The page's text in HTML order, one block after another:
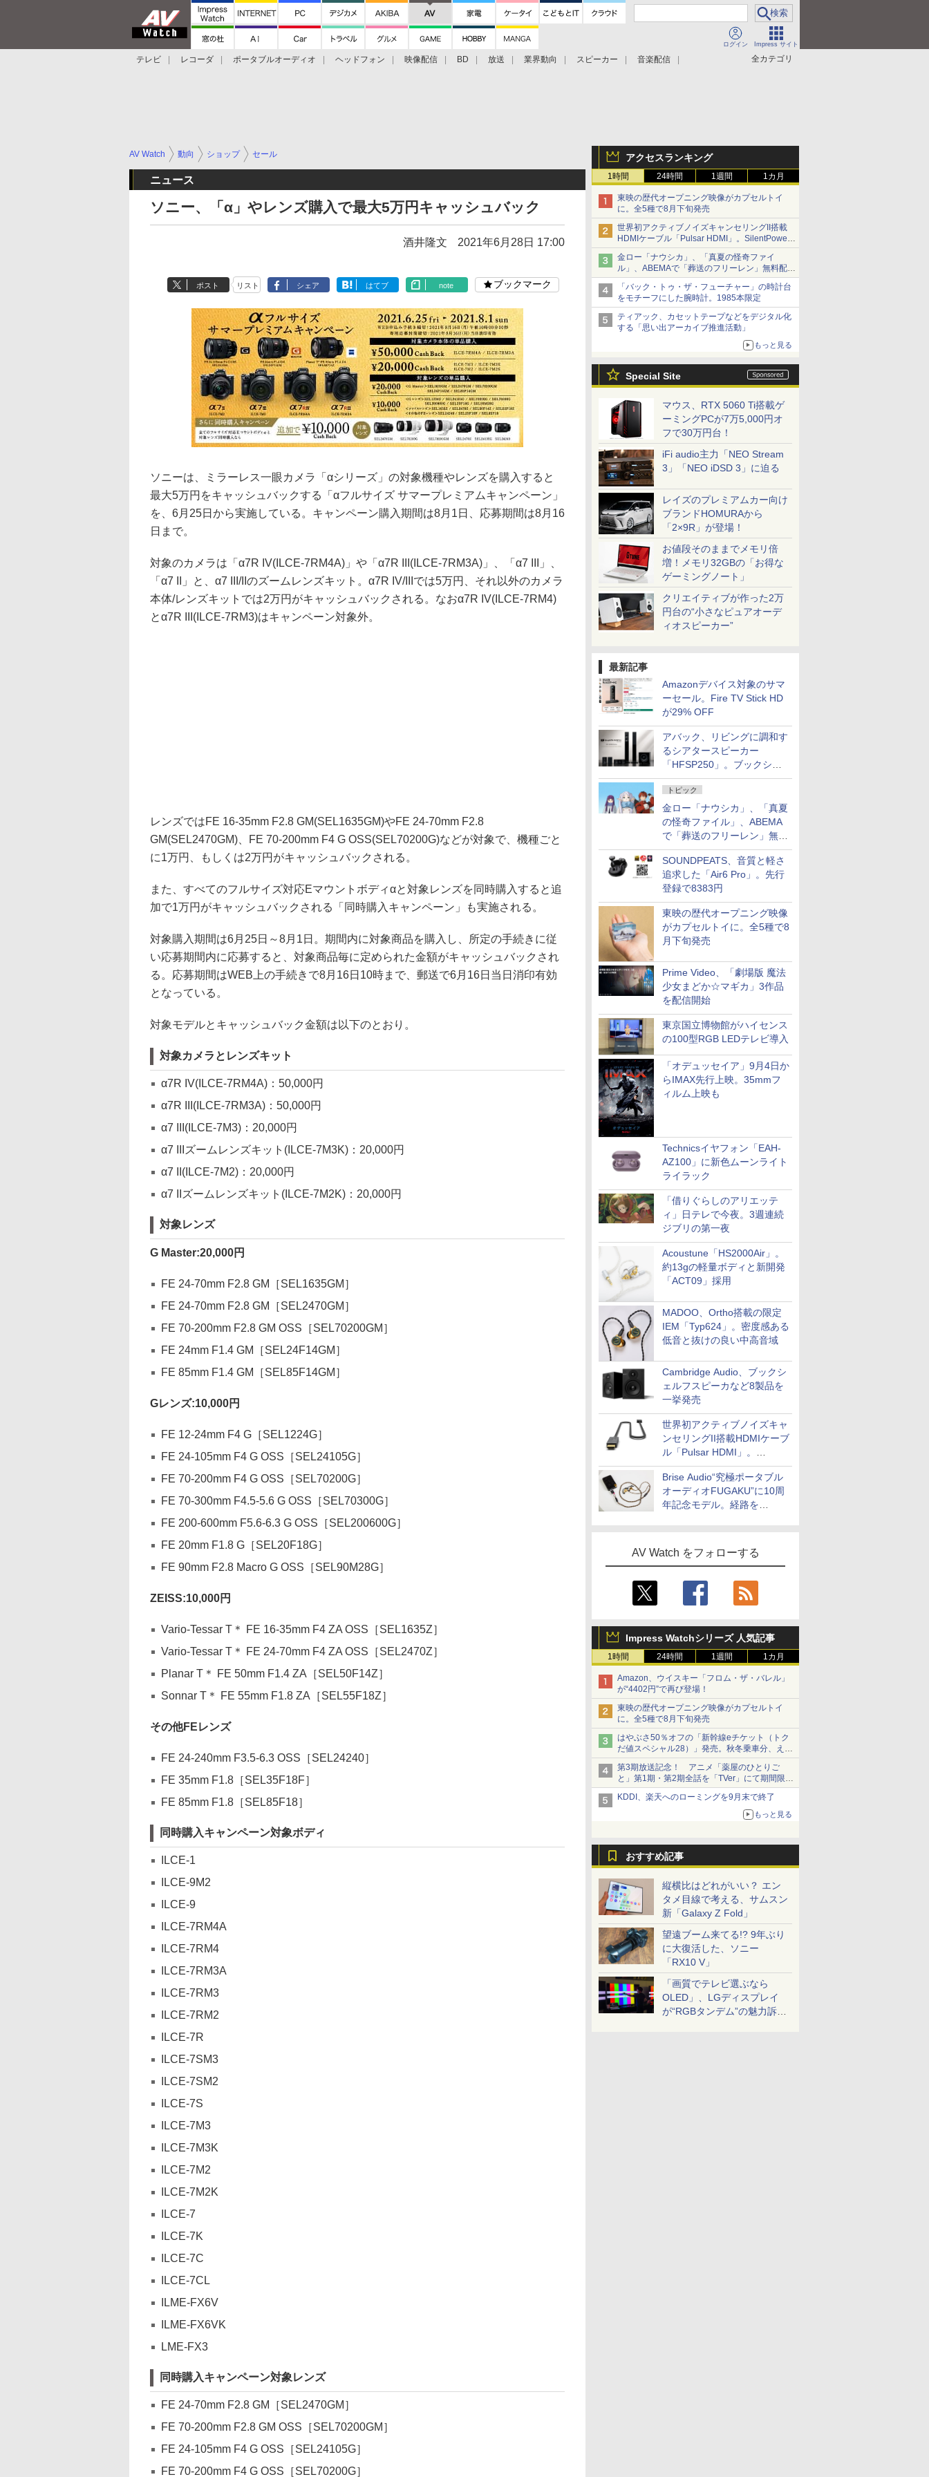
ログイン Impress サイト
全カテゴリ
テレビ レコーダ ポータブルオーディオ ヘッドフォン 映像配信 BD 放送 業界動向 スピーカー
音楽配信
アクセスランキング
1時間 24時間 1週間 1カ月
東映の歴代オープニング映像がカプセルトイ
に。全5種で8月下旬発売
世界初アクティブノイズキャンセリングII搭載
HDMIケーブル「Pulsar HDMI」。SilentPower
から
金ロー「ナウシカ」、「真夏の怪奇ファイ
ル」、ABEMAで「葬送のフリーレン」無料配信
など。夏の特番・配信情報
「バック・トゥ・ザ・フューチャー」の時計台
をモチーフにした腕時計。1985本限定
ティアック、カセットテープなどをデジタル化
する「思い出アーカイブ推進活動」
もっと見る
Special Site
マウス、RTX 5060 Ti搭載ゲ
ーミングPCが7万5,000円オ
フで30万円台！
iFi audio主力「NEO Stream
3」「NEO iDSD 3」に迫る
レイズのプレミアムカー向け
ブランドHOMURAから
「2×9R」が登場！
お値段そのままでメモリ倍
増！メモリ32GBの「お得な
ゲーミングノート」
クリエイティブが作った2万
円台の“小さなピュアオーデ
ィオスピーカー”
最新記事
Amazonデバイス対象のサマ
ーセール。Fire TV Stick HD
が29% OFF
アバック、リビングに調和す
るシアタースピーカー
「HFSP250」。ブックシェ
ルフはペア3万円以下
トピック
金ロー「ナウシカ」、「真夏
の怪奇ファイル」、ABEMA
で「葬送のフリーレン」無料
配信など。夏の特番・配信情
報
SOUNDPEATS、音質と軽さ
追求した「Air6 Pro」。先行
登録で8383円
東映の歴代オープニング映像
がカプセルトイに。全5種で8
月下旬発売
Prime Video、「劇場版 魔法
少女まどか☆マギカ」3作品
を配信開始
東京国立博物館がハイセンス
の100型RGB LEDテレビ導入
「オデュッセイア」9月4日か
らIMAX先行上映。35mmフ
ィルム上映も
Technicsイヤフォン「EAH-
AZ100」に新色ムーンライト
ライラック
「借りぐらしのアリエッテ
ィ」日テレで今夜。3週連続
ジブリの第一夜
Acoustune「HS2000Air」。
約13gの軽量ボディと新開発
「ACT09」採用
MADOO、Ortho搭載の限定
IEM「Typ624」。密度感ある
低音と抜けの良い中高音域
Cambridge Audio、ブックシ
ェルフスピーカなど8製品を
一挙発売
世界初アクティブノイズキャ
ンセリングII搭載HDMIケーブ
ル「Pulsar HDMI」。
SilentPowerから
Brise Audio“究極ポータブル
オーディオFUGAKU”に10周
年記念モデル。経路を
AV Watch をフォローする
Impress Watchシリーズ 人気記事
1時間 24時間 1週間 1カ月
Amazon、ウイスキー「フロム・ザ・バレル」
が“4402円”で再び登場！
東映の歴代オープニング映像がカプセルトイ
に。全5種で8月下旬発売
はやぶさ50％オフの「新幹線eチケット（トク
だ値スペシャル28）」発売。秋冬乗車分、えき
ねっと限定
第3期放送記念！ アニメ「薬屋のひとりご
と」第1期・第2期全話を「TVer」にて期間限定
で順次無料配信開始
KDDI、楽天へのローミングを9月末で終了
もっと見る
おすすめ記事
縦横比はどれがいい？ エン
タメ目線で考える、サムスン
新「Galaxy Z Fold」
望遠ブーム来てる!? 9年ぶり
に大復活した、ソニー
「RX10 V」
「画質でテレビ選ぶなら
OLED」、LGディスプレイ
が“RGBタンデム”の魅力訴
AV Watch 動向 ショップ セール
ニュース
ソニー、「α」やレンズ購入で最大5万円キャッシュバック
酒井隆文 2021年6月28日 17:00
ポスト リスト シェア はてブ note ブックマーク
ソニーは、ミラーレス一眼カメラ「αシリーズ」の対象機種やレンズを購入すると
最大5万円をキャッシュバックする「αフルサイズ サマープレミアムキャンペーン」
を、6月25日から実施している。キャンペーン購入期間は8月1日、応募期間は8月16
日まで。
対象のカメラは「α7R IV(ILCE-7RM4A)」や「α7R III(ILCE-7RM3A)」、「α7 III」、
「α7 II」と、α7 III/IIのズームレンズキット。α7R IV/IIIでは5万円、それ以外のカメラ
本体/レンズキットでは2万円がキャッシュバックされる。なおα7R IV(ILCE-7RM4)
とα7R III(ILCE-7RM3)はキャンペーン対象外。
レンズではFE 16-35mm F2.8 GM(SEL1635GM)やFE 24-70mm F2.8
GM(SEL2470GM)、FE 70-200mm F4 G OSS(SEL70200G)などが対象で、機種ごと
に1万円、もしくは2万円がキャッシュバックされる。
また、すべてのフルサイズ対応Eマウントボディαと対象レンズを同時購入すると追
加で1万円がキャッシュバックされる「同時購入キャンペーン」も実施される。
対象購入期間は6月25日～8月1日。期間内に対象商品を購入し、所定の手続きに従
い応募期間内に応募すると、対象商品毎に定められた金額がキャッシュバックされ
る。応募期間はWEB上の手続きで8月16日10時まで、郵送で6月16日当日消印有効
となっている。
対象モデルとキャッシュバック金額は以下のとおり。
対象カメラとレンズキット
α7R IV(ILCE-7RM4A)：50,000円
α7R III(ILCE-7RM3A)：50,000円
α7 III(ILCE-7M3)：20,000円
α7 IIIズームレンズキット(ILCE-7M3K)：20,000円
α7 II(ILCE-7M2)：20,000円
α7 IIズームレンズキット(ILCE-7M2K)：20,000円
対象レンズ
G Master:20,000円
FE 24-70mm F2.8 GM［SEL1635GM］
FE 24-70mm F2.8 GM［SEL2470GM］
FE 70-200mm F2.8 GM OSS［SEL70200GM］
FE 24mm F1.4 GM［SEL24F14GM］
FE 85mm F1.4 GM［SEL85F14GM］
Gレンズ:10,000円
FE 12-24mm F4 G［SEL1224G］
FE 24-105mm F4 G OSS［SEL24105G］
FE 70-200mm F4 G OSS［SEL70200G］
FE 70-300mm F4.5-5.6 G OSS［SEL70300G］
FE 200-600mm F5.6-6.3 G OSS［SEL200600G］
FE 20mm F1.8 G［SEL20F18G］
FE 90mm F2.8 Macro G OSS［SEL90M28G］
ZEISS:10,000円
Vario-Tessar T＊ FE 16-35mm F4 ZA OSS［SEL1635Z］
Vario-Tessar T＊ FE 24-70mm F4 ZA OSS［SEL2470Z］
Planar T＊ FE 50mm F1.4 ZA［SEL50F14Z］
Sonnar T＊ FE 55mm F1.8 ZA［SEL55F18Z］
その他FEレンズ
FE 24-240mm F3.5-6.3 OSS［SEL24240］
FE 35mm F1.8［SEL35F18F］
FE 85mm F1.8［SEL85F18］
同時購入キャンペーン対象ボディ
ILCE-1
ILCE-9M2
ILCE-9
ILCE-7RM4A
ILCE-7RM4
ILCE-7RM3A
ILCE-7RM3
ILCE-7RM2
ILCE-7R
ILCE-7SM3
ILCE-7SM2
ILCE-7S
ILCE-7M3
ILCE-7M3K
ILCE-7M2
ILCE-7M2K
ILCE-7
ILCE-7K
ILCE-7C
ILCE-7CL
ILME-FX6V
ILME-FX6VK
LME-FX3
同時購入キャンペーン対象レンズ
FE 24-70mm F2.8 GM［SEL2470GM］
FE 70-200mm F2.8 GM OSS［SEL70200GM］
FE 24-105mm F4 G OSS［SEL24105G］
FE 70-200mm F4 G OSS［SEL70200G］